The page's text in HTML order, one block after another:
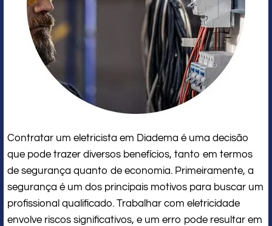
Contratar um eletricista em Diadema é uma decisão
que pode trazer diversos benefícios, tanto em termos
de segurança quanto de economia. Primeiramente, a
segurança é um dos principais motivos para buscar um
profissional qualificado. Trabalhar com eletricidade
envolve riscos significativos, e um erro pode resultar em